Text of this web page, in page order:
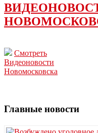
Смотреть
Видеоновости
Новомосковска
Главные новости